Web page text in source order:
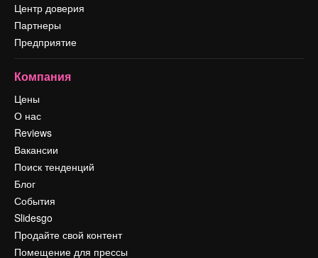
Центр доверия
Партнеры
Предприятие
Компания
Цены
О нас
Reviews
Вакансии
Поиск тенденций
Блог
События
Slidesgo
Продайте свой контент
Помещение для прессы